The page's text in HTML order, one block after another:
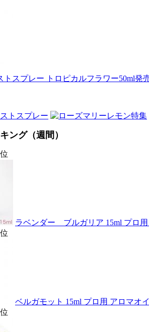
トスプレー トロピカルフラワー50ml発
ング（週間）
ラベンダー ブルガリア 15ml プロ
ベルガモット 15ml プロ用 アロマ